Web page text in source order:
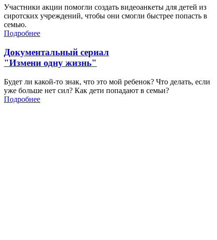
Участники акции помогли создать видеоанкеты для детей из
сиротских учреждений, чтобы они смогли быстрее попасть в
семью.
Подробнее
Документальный сериал
"Измени одну жизнь"
Будет ли какой-то знак, что это мой ребенок? Что делать, если
уже больше нет сил? Как дети попадают в семьи?
Подробнее